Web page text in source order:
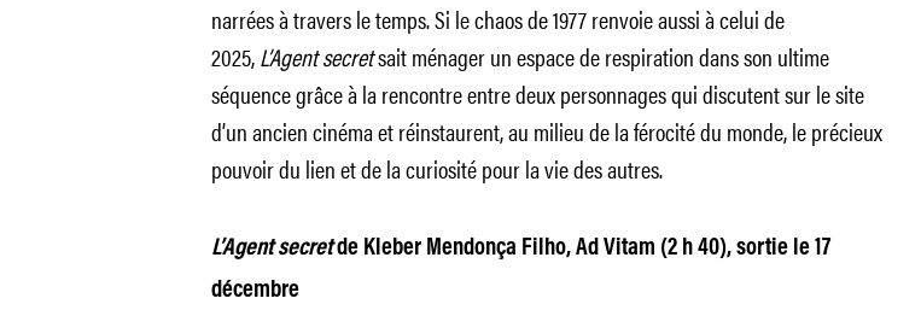
narrées à travers le temps. Si le chaos de 1977 renvoie aussi à celui de
2025,L’Agent secretsait ménager un espace de respiration dans son ultime
séquence grâce à la rencontre entre deux personnages qui discutent sur le site
d’un ancien cinéma et réinstaurent, au milieu de la férocité du monde, le précieux
pouvoir du lien et de la curiosité pour la vie des autres.
L’Agent secretde Kleber Mendonça Filho, Ad Vitam (2 h 40), sortie le 17
décembre